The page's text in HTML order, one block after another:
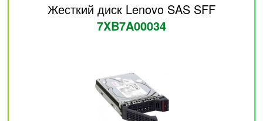
Жесткий диск Lenovo SAS SFF
7XB7A00034